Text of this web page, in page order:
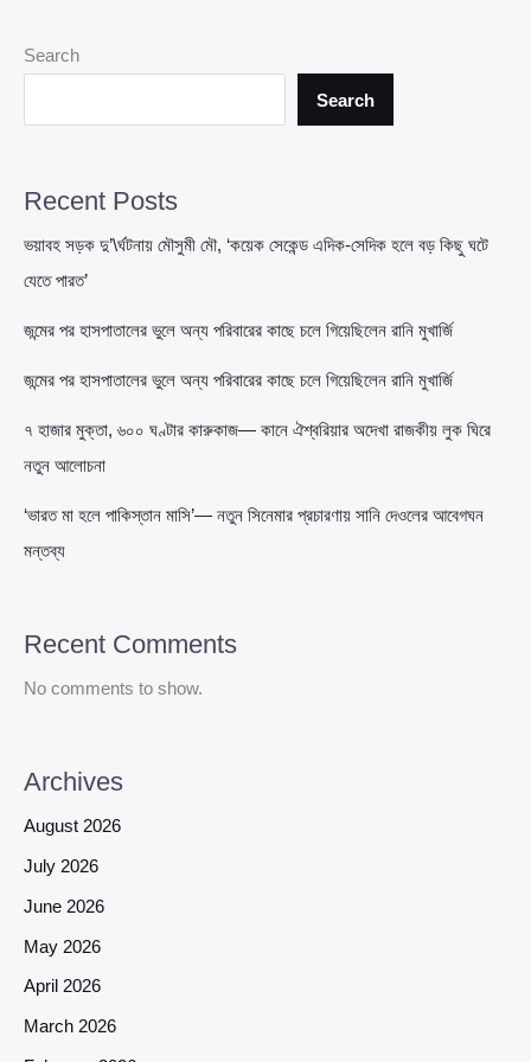
চালান:
নারীসহ
গু’\লি
উদ্ধারে
Search
Search
Recent Posts
ভয়াবহ সড়ক দু’\র্ঘটনায় মৌসুমী মৌ, ‘কয়েক সেকেন্ড এদিক-সেদিক হলে বড় কিছু ঘটে
যেতে পারত’
জন্মের পর হাসপাতালের ভুলে অন্য পরিবারের কাছে চলে গিয়েছিলেন রানি মুখার্জি
জন্মের পর হাসপাতালের ভুলে অন্য পরিবারের কাছে চলে গিয়েছিলেন রানি মুখার্জি
৭ হাজার মুক্তা, ৬০০ ঘণ্টার কারুকাজ— কানে ঐশ্বরিয়ার অদেখা রাজকীয় লুক ঘিরে
নতুন আলোচনা
‘ভারত মা হলে পাকিস্তান মাসি’— নতুন সিনেমার প্রচারণায় সানি দেওলের আবেগঘন
মন্তব্য
Recent Comments
No comments to show.
Archives
August 2026
July 2026
June 2026
May 2026
April 2026
March 2026